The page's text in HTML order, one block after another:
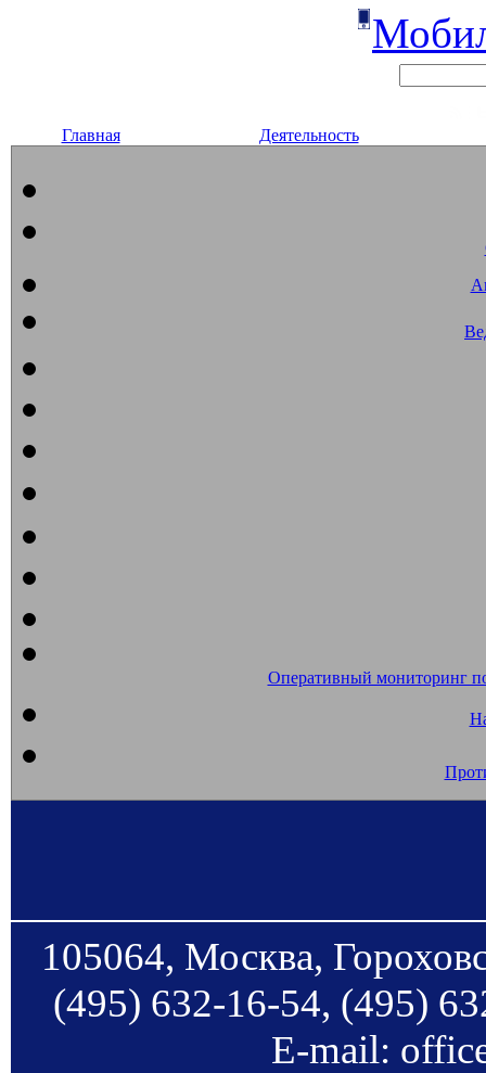
Главная Деятельность
Оперативный мониторинг
105064, Москва,
(495) 632-16-54, (495)
E-mail: